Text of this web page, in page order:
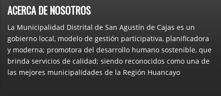
ACERCA DE NOSOTROS
La Municipalidad Distrital de San Agustín de Cajas es un
gobierno local, modelo de gestión participativa, planificadora
y moderna; promotora del desarrollo humano sostenible, que
brinda servicios de calidad; siendo reconocidos como una de
las mejores municipalidades de la Región Huancayo